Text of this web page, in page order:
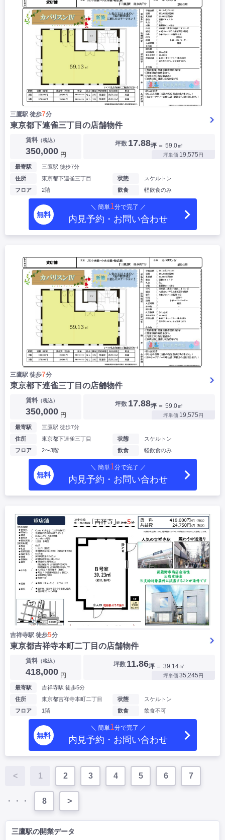
三鷹駅 徒歩7分
東京都下連雀三丁目の店舗物件
賃料（税込）
350,000 円
坪数 17.88坪 ＝ 59.0㎡
坪単価 19,575円
最寄駅
三鷹駅 徒歩7分
住所
東京都下連雀三丁目
フロア
2階
状態
スケルトン
飲食
軽飲食のみ
無料
＼ 簡単1分で完了 ／
内見予約・お問い合わせ
三鷹駅 徒歩7分
東京都下連雀三丁目の店舗物件
賃料（税込）
350,000 円
坪数 17.88坪 ＝ 59.0㎡
坪単価 19,575円
最寄駅
三鷹駅 徒歩7分
住所
東京都下連雀三丁目
フロア
2〜3階
状態
スケルトン
飲食
軽飲食のみ
無料
＼ 簡単1分で完了 ／
内見予約・お問い合わせ
吉祥寺駅 徒歩5分
東京都吉祥寺本町二丁目の店舗物件
賃料（税込）
418,000 円
坪数 11.86坪 ＝ 39.14㎡
坪単価 35,245円
最寄駅
吉祥寺駅 徒歩5分
住所
東京都吉祥寺本町二丁目
フロア
1階
状態
スケルトン
飲食
飲食不可
無料
＼ 簡単1分で完了 ／
内見予約・お問い合わせ
< 1 2 3 4 5 6 7
・・・ 8 >
三鷹駅の開業データ